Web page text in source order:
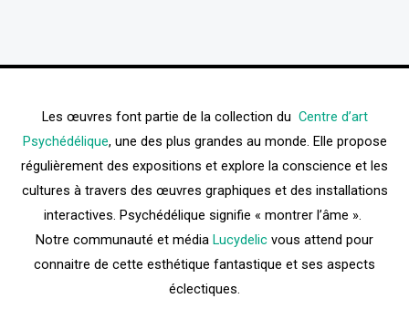
Les œuvres font partie de la collection du Centre d’art
Psychédélique, une des plus grandes au monde. Elle propose
régulièrement des expositions et explore la conscience et les
cultures à travers des œuvres graphiques et des installations
interactives. Psychédélique signifie « montrer l’âme ».
Notre communauté et média Lucydelic vous attend pour
connaitre de cette esthétique fantastique et ses aspects
éclectiques.